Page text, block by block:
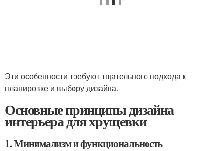
Эти особенности требуют тщательного подхода к
планировке и выбору дизайна.
Основные принципы дизайна
интерьера для хрущевки
1. Минимализм и функциональность